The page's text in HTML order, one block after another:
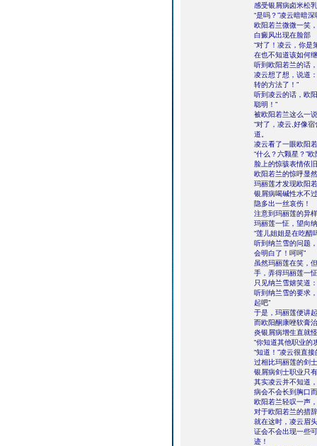
感受银屑病卤米松
“是吗？”凌云暗暗
欧阳若兰微微一笑
白癜风出现在脸部
“对了！凌云，你是
在也不知道该如何
听到欧阳若兰的话
凌云想了想，说道
转的方法了！”
听到凌云的话，欧
聪明！”
被欧阳若兰这么一
“对了，凌云,好像
道。
凌云看了一眼欧阳
“什么？六颗星？”
脸上的惊骇表情依
欧阳若兰的惊呼显
玛丽莲才发现欧阳
银屑病喝碱性水不
隐多出一丝哀伤！
注意到玛丽莲的异
玛丽莲一怔，望向
“莲儿姐姐是在吃醋
听到纳兰雪的问题
会明白了！呵呵”
虽然玛丽莲在笑，
手，弄得玛丽莲一
只见纳兰雪嬉笑道
听到纳兰雪的要求
起吧”
于是，玛丽莲便讲
而欧阳酮康唑软膏
炎银屑病增生直就
“你知道其他职业的
“知道！”凌云很直
过相比玛丽莲的剑
银屑病剑士职业只
其实凌云并不知道
病会不会长到胸口
欧阳若兰轻叹一声
对于欧阳若兰的措
就在这时，凌云眉
证会不会出现一些
迹！